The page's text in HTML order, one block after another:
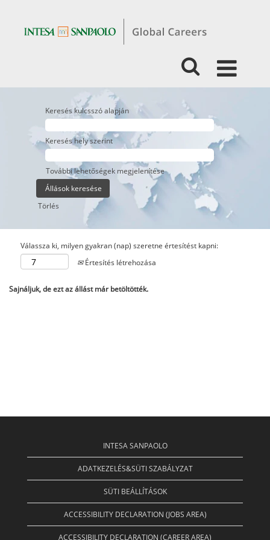
Keresés kulcsszó alapján
Keresés hely szerint
További lehetőségek megjelenítése
Törlés
Válassza ki, milyen gyakran (nap) szeretne értesítést kapni:
Értesítés létrehozása
Sajnáljuk, de ezt az állást már betöltötték.
INTESA SANPAOLO
ADATKEZELÉS&SÜTI SZABÁLYZAT
SÜTI BEÁLLÍTÁSOK
ACCESSIBILITY DECLARATION (JOBS AREA)
ACCESSIBILITY DECLARATION (CAREER AREA)